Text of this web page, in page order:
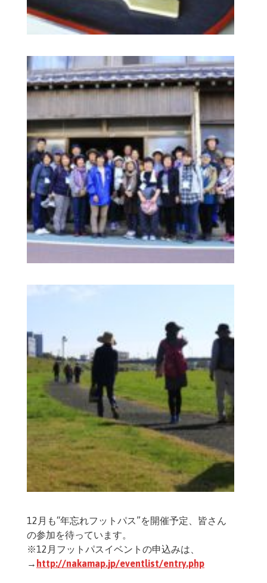
12月も“年忘れフットパス”を開催予定、皆さん
の参加を待っています。
※12月フットパスイベントの申込みは、
→ http://nakamap.jp/eventlist/entry.php